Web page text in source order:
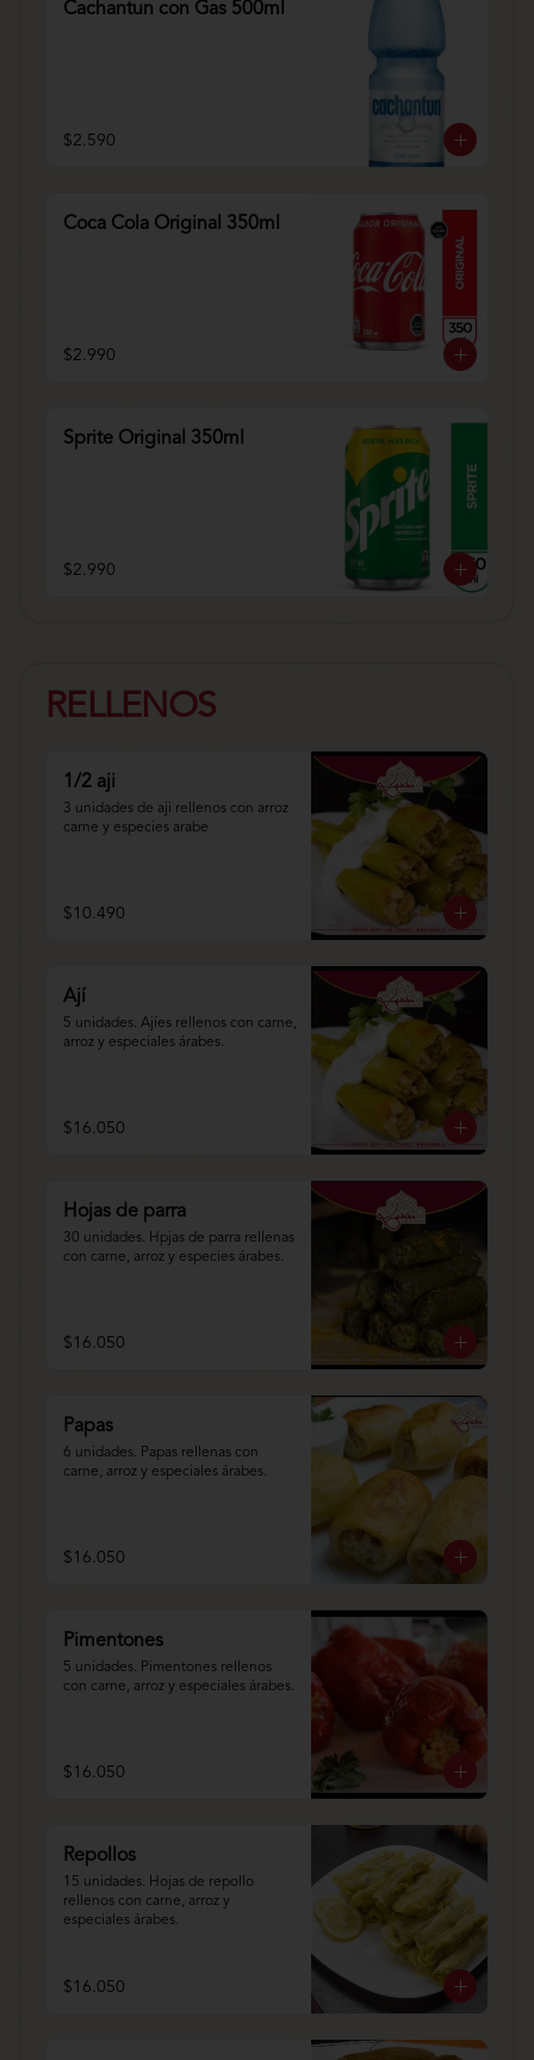
Cachantun con Gas 500ml
$2.590
Coca Cola Original 350ml
$2.990
Sprite Original 350ml
$2.990
RELLENOS
1/2 aji
3 unidades de aji rellenos con arroz
carne y especies arabe
$10.490
Ají
5 unidades. Ajíes rellenos con carne,
arroz y especiales árabes.
$16.050
Hojas de parra
30 unidades. Hpjas de parra rellenas
con carne, arroz y especies árabes.
$16.050
Papas
6 unidades. Papas rellenas con
carne, arroz y especiales árabes.
$16.050
Pimentones
5 unidades. Pimentones rellenos
con carne, arroz y especiales árabes.
$16.050
Repollos
15 unidades. Hojas de repollo
rellenos con carne, arroz y
especiales árabes.
$16.050